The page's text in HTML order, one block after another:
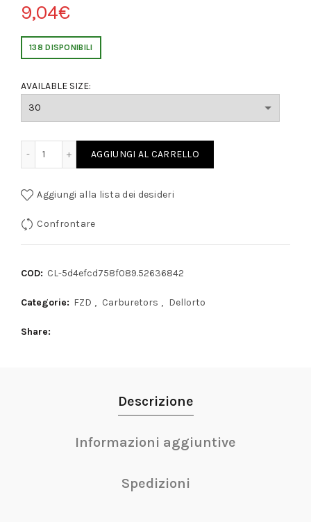
9,04€
138 DISPONIBILI
AVAILABLE SIZE:
AGGIUNGI AL CARRELLO
Aggiungi alla lista dei desideri
Confrontare
COD: CL-5d4efcd758f089.52636842
Categorie: FZD , Carburetors , Dellorto
Share
Descrizione
Informazioni aggiuntive
Spedizioni